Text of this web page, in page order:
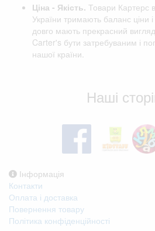
Ціна - Якість. Товари Картерс
України тримають баланс ціни
довго мають прекрасний
Carter's бути затребуваним і
нашої країни.
Наші
Інформація
Контакти
Оплата і доставка
Повернення товару
Політика конфіденційності